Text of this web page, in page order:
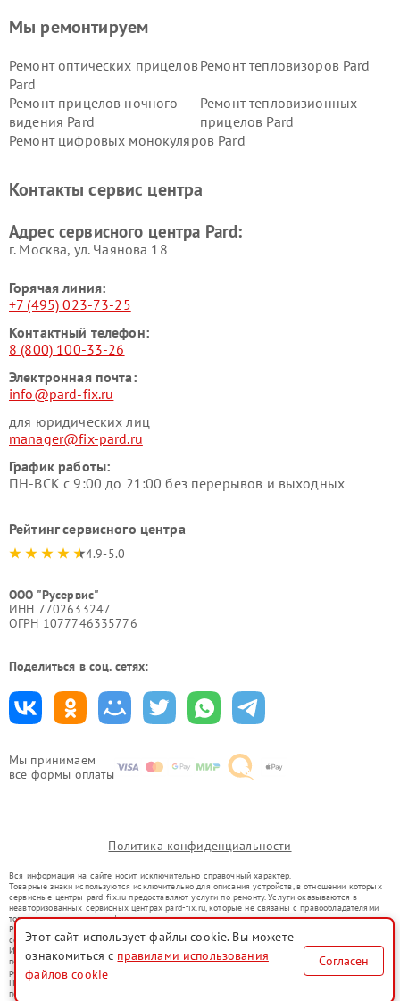
Мы принимаем
все формы оплаты
Мы ремонтируем
Ремонт оптических прицелов
Pard
Ремонт тепловизоров Pard
Ремонт прицелов ночного
видения Pard
Ремонт тепловизионных
прицелов Pard
Ремонт цифровых монокуляров Pard
Контакты сервис центра
Адрес сервисного центра Pard:
г. Москва, ул. Чаянова 18
Горячая линия:
+7 (495) 023-73-25
Контактный телефон:
8 (800) 100-33-26
Электронная почта:
info@pard-fix.ru
для юридических лиц
manager@fix-pard.ru
График работы:
ПН-ВСК с 9:00 до 21:00 без перерывов и выходных
Рейтинг сервисного центра
4.9-5.0
ООО "Русервис"
ИНН 7702633247
ОГРН 1077746335776
Поделиться в соц. сетях:
Политика конфиденциальности
Вся информация на сайте носит исключительно справочный характер.
Товарные знаки используются исключительно для описания устройств, в отношении которых
сервисные центры pard-fix.ru предоставляют услуги по ремонту. Услуги оказываются в
неавторизованных сервисных центрах pard-fix.ru, которые не связаны с правообладателями
товарных знаков или их официальными представителями.
Ремонт осуществляется для устройств, уже введенных в гражданский оборот в соответствии
со статьей 1487 ГК РФ.
Использование товарных знаков не преследует цели индивидуализации услуг или введения
потребителей в заблуждение, а служит для информирования о предоставляемых услугах по
ремонту техники указанных брендов.
Представленная на сайте информация не является публичной офертой, определяемой
положениями Статьи 437(2) Гражданского кодекса РФ
Этот сайт использует файлы cookie. Вы можете
ознакомиться с правилами использования
файлов cookie
Согласен